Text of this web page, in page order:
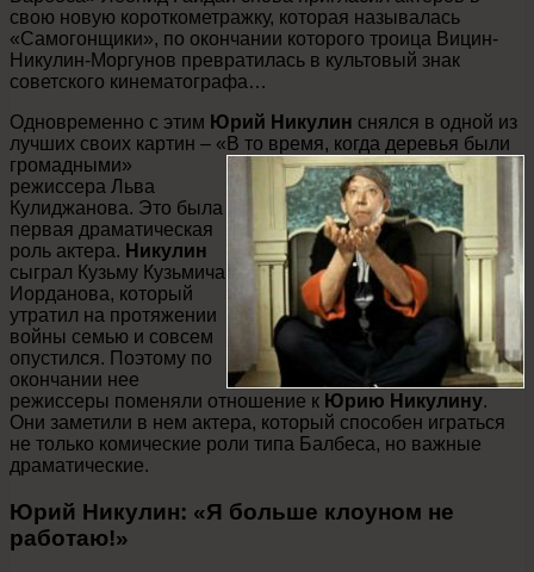
свою новую короткометражку, которая называлась
«Самогонщики», по окончании которого троица Вицин-
Никулин-Моргунов превратилась в культовый знак
советского кинематографа…
Одновременно с этим Юрий Никулин снялся в одной из
лучших своих картин – «В то время, когда деревья были
громадными»
режиссера Льва
Кулиджанова. Это была
первая драматическая
роль актера. Никулин
сыграл Кузьму Кузьмича
Иорданова, который
утратил на протяжении
войны семью и совсем
опустился. Поэтому по
окончании нее
режиссеры поменяли отношение к Юрию Никулину.
Они заметили в нем актера, который способен играться
не только комические роли типа Балбеса, но важные
драматические.
Юрий Никулин: «Я больше клоуном не
работаю!»